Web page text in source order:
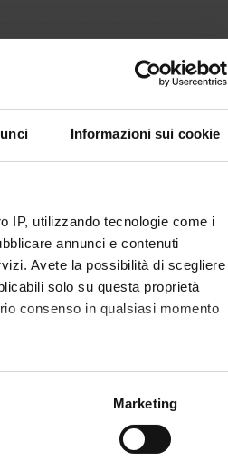
Informazioni sui cookie
IP, utilizzando tecnologie come i
annunci e contenuti
Avete la possibilità di scegliere
solo su questa proprietà
consenso in qualsiasi momento
di qualche metro,Marketing
Periodo Docenti
non ancora
assegnato
non